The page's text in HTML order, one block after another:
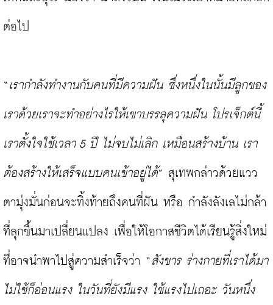
ต่อไป
“ เรากำลังทำงานกับคนที่มีความฝัน ซึ่งหนึ่งในนั้นมีลูกของ
เราด้วยเราจะทำอย่างไรให้เขาบรรลุความฝัน โปรเจ็กต์นี้
เราตั้งใจใช้เวลา 5 ปี ไม่จบไม่เลิก เหมือนสร้างบ้าน เรา
ต้องสร้างให้เสร็จแบบคนเข้าอยู่ได้” สุเทพกล่าวด้วยแวว
ตามุ่งมั่นก่อนจะทิ้งท้ายถึงคนที่ฝัน หรือ กำลังลังเลไม่กล้า
ที่ลุกขึ้นมาเปลี่ยนแปลง เพื่อให้โอกาสชีวิตได้เรียนรู้สิ่งใหม่
ที่อาจนำพาไปสู่ความสำเร็จว่า “ สังขาร ร่างกายที่เราได้มา
ไม่ใช้ก็อ่อนแรง ในวันที่ยังมีแรง ใช้แรงไปเถอะ วันหนึ่ง